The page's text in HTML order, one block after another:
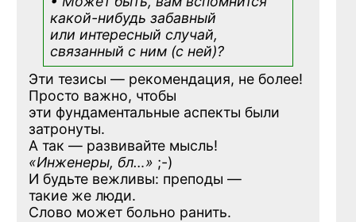
какой-нибудь забавный
или интересный случай,
связанный с ним (с ней)?
Эти тезисы — рекомендация, не более!
Просто важно, чтобы
эти фундаментальные аспекты были
затронуты.
А так — развивайте мысль!
«Инженеры, бл…» ;-)
И будьте вежливы: преподы —
такие же люди.
Слово может больно ранить.